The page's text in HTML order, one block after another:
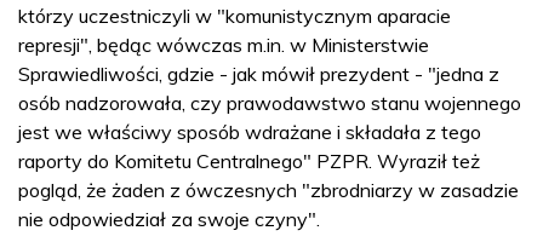
którzy uczestniczyli w "komunistycznym aparacie
represji", będąc wówczas m.in. w Ministerstwie
Sprawiedliwości, gdzie - jak mówił prezydent - "jedna z
osób nadzorowała, czy prawodawstwo stanu wojennego
jest we właściwy sposób wdrażane i składała z tego
raporty do Komitetu Centralnego" PZPR. Wyraził też
pogląd, że żaden z ówczesnych "zbrodniarzy w zasadzie
nie odpowiedział za swoje czyny".